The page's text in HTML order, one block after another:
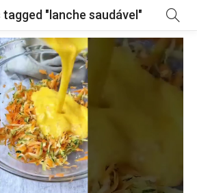
tagged "lanche saudável"